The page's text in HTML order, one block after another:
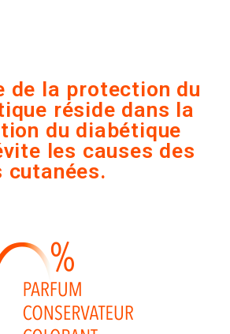
de la protection du
réside dans la
du diabétique
les causes des